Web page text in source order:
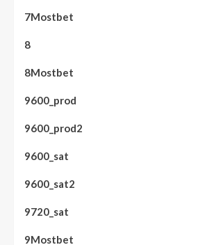
7Mostbet
8
8Mostbet
9600_prod
9600_prod2
9600_sat
9600_sat2
9720_sat
9Mostbet